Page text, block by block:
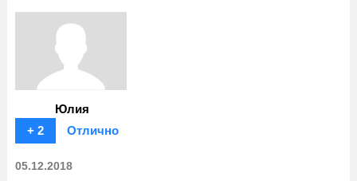
Юлия
+ 2
Отлично
05.12.2018